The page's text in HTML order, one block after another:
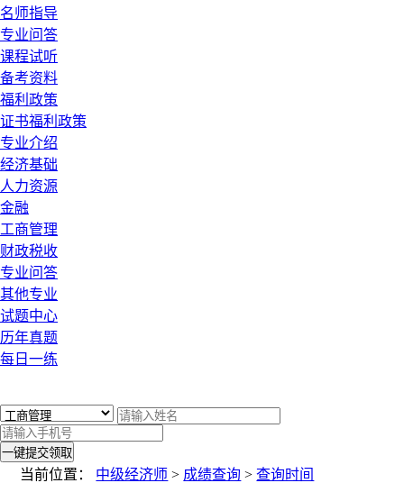
名师指导
专业问答
课程试听
备考资料
福利政策
证书福利政策
专业介绍
经济基础
人力资源
金融
工商管理
财政税收
专业问答
其他专业
试题中心
历年真题
每日一练
一键提交领取
当前位置： 中级经济师 > 成绩查询 >查询时间